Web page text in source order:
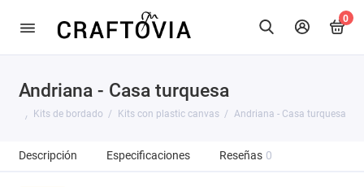
0
Andriana - Casa turquesa
Kits de bordado Kits con plastic canvas Andriana - Casa turquesa
Descripción Especificaciones Reseñas 0